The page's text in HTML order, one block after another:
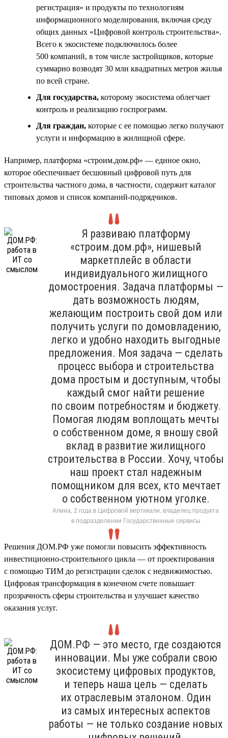
регистрация» и продукты по технологиям
информационного моделирования, включая среду
общих данных «Цифровой контроль строительства».
Всего к экосистеме подключилось более
500 компаний, в том числе застройщиков, которые
суммарно возводят 30 млн квадратных метров жилья
по всей стране.
Для государства, которому экосистема облегчает
контроль и реализацию госпрограмм.
Для граждан, которые с ее помощью легко получают
услуги и информацию в жилищной сфере.
Например, платформа «строим.дом.рф» — единое окно,
которое обеспечивает бесшовный цифровой путь для
строительства частного дома, в частности, содержит каталог
типовых домов и список компаний-подрядчиков.
Я развиваю платформу
«строим.дом.рф», нишевый
маркетплейс в области
индивидуального жилищного
домостроения. Задача платформы —
дать возможность людям,
желающим построить свой дом или
получить услуги по домовладению,
легко и удобно находить выгодные
предложения. Моя задача — сделать
процесс выбора и строительства
дома простым и доступным, чтобы
каждый смог найти решение
по своим потребностям и бюджету.
Помогая людям воплощать мечты
о собственном доме, я вношу свой
вклад в развитие жилищного
строительства в России. Хочу, чтобы
наш проект стал надежным
помощником для всех, кто мечтает
о собственном уютном уголке.
Алина, 2 года в Цифровой вертикали, владелец продукта
в подразделении Государственные сервисы
Решения ДОМ.РФ уже помогли повысить эффективность
инвестиционно-строительного цикла — от проектирования
с помощью ТИМ до регистрации сделок с недвижимостью.
Цифровая трансформация в конечном счете повышает
прозрачность сферы строительства и улучшает качество
оказания услуг.
ДОМ.РФ — это место, где создаются
инновации. Мы уже собрали свою
экосистему цифровых продуктов,
и теперь наша цель — сделать
их отраслевым эталоном. Один
из самых интересных аспектов
работы — не только создание новых